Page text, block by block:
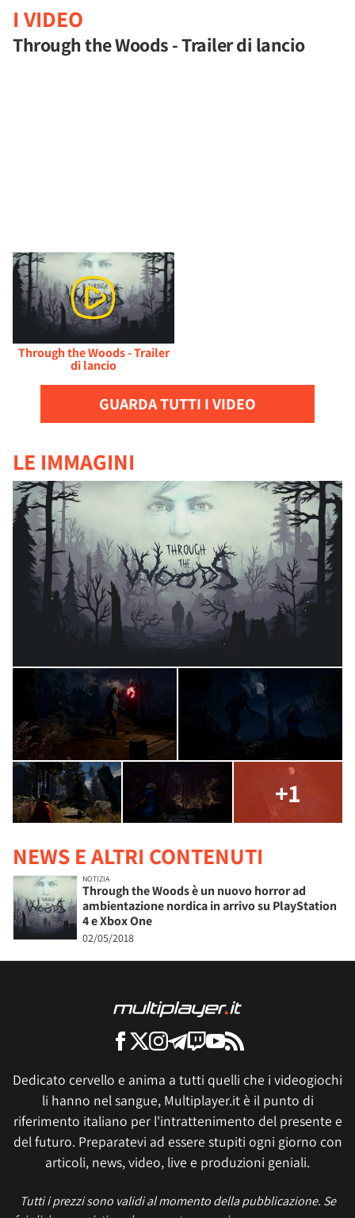
I VIDEO
Through the Woods - Trailer di lancio
Through the Woods - Trailer
di lancio
GUARDA TUTTI I VIDEO
LE IMMAGINI
+1
NEWS E ALTRI CONTENUTI
NOTIZIA
Through the Woods è un nuovo horror ad
ambientazione nordica in arrivo su PlayStation
4 e Xbox One
02/05/2018
Dedicato cervello e anima a tutti quelli che i videogiochi
li hanno nel sangue, Multiplayer.it è il punto di
riferimento italiano per l'intrattenimento del presente e
del futuro. Preparatevi ad essere stupiti ogni giorno con
articoli, news, video, live e produzioni geniali.
Tutti i prezzi sono validi al momento della pubblicazione. Se